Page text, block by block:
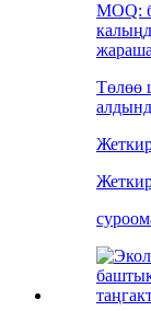
MOQ:
Төлөө
суроо